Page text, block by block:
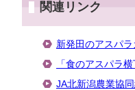
関連リンク
新発田のアスパラ
「食のアスパラ
JA北新潟農業協